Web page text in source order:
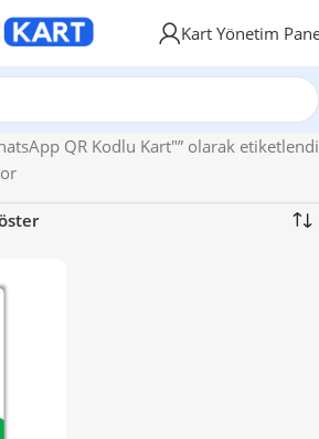
Kart Yönetim
QR Kodlu Kart"” olarak etiketlendi